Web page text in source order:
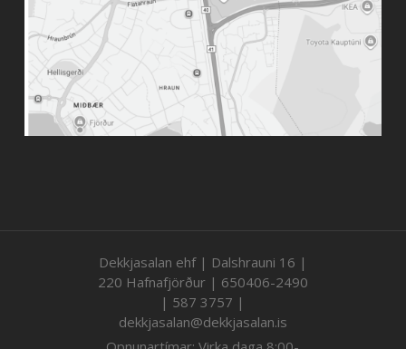
Dekkjasalan ehf | Dalshrauni 16 |
220 Hafnafjörður | 650406-2490
| 587 3757 |
dekkjasalan@dekkjasalan.is